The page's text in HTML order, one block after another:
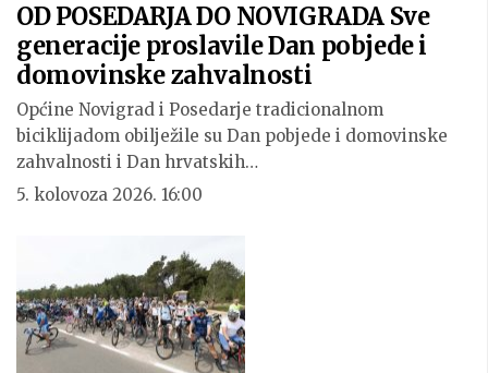
OD POSEDARJA DO NOVIGRADA Sve
generacije proslavile Dan pobjede i
domovinske zahvalnosti
Općine Novigrad i Posedarje tradicionalnom
biciklijadom obilježile su Dan pobjede i domovinske
zahvalnosti i Dan hrvatskih…
5. kolovoza 2026. 16:00